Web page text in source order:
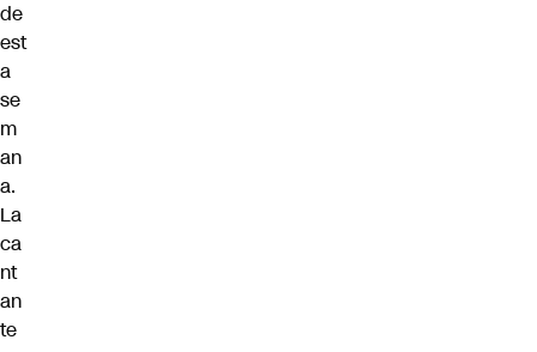
de
est
a
se
m
an
a.
La
ca
nt
an
te